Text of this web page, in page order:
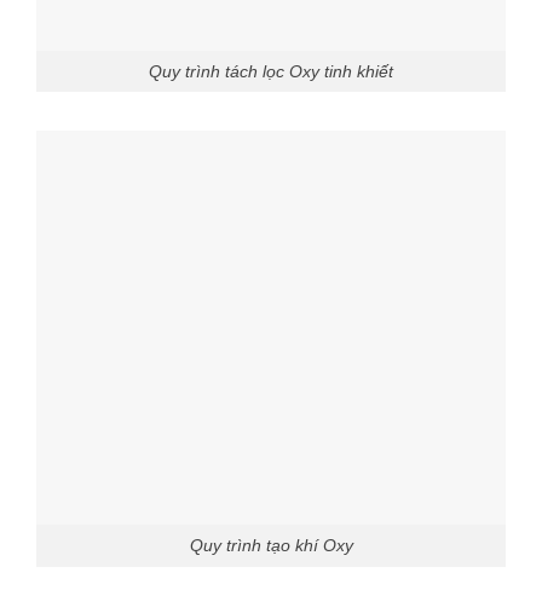
Quy trình tách lọc Oxy tinh khiết
Quy trình tạo khí Oxy